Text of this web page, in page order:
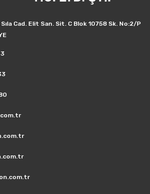
Cad. Elit San. Sit. C Blok 10758 Sk. No:2/P